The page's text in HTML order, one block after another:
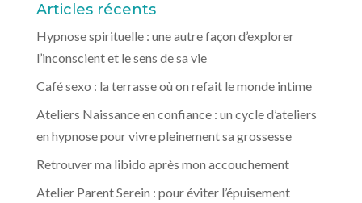
Articles récents
Hypnose spirituelle : une autre façon d’explorer
l’inconscient et le sens de sa vie
Café sexo : la terrasse où on refait le monde intime
Ateliers Naissance en confiance : un cycle d’ateliers
en hypnose pour vivre pleinement sa grossesse
Retrouver ma libido après mon accouchement
Atelier Parent Serein : pour éviter l’épuisement